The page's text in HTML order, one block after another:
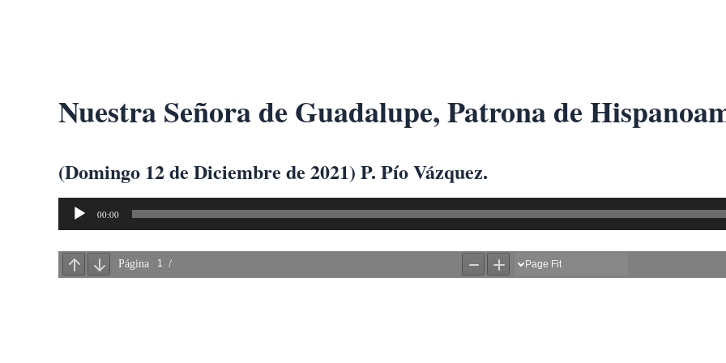
Nuestra Señora de Guadalupe, Patrona de
(Domingo 12 de Diciembre de 2021) P. Pío Vázquez.
Reproductor
de
audio
00:00